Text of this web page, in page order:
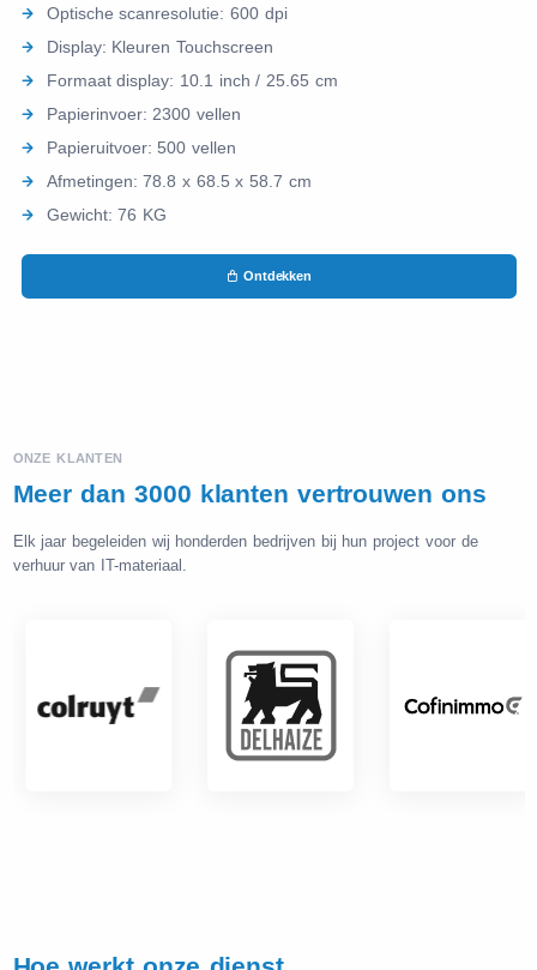
Optische scanresolutie: 600 dpi
Display: Kleuren Touchscreen
Formaat display: 10.1 inch / 25.65 cm
Papierinvoer: 2300 vellen
Papieruitvoer: 500 vellen
Afmetingen: 78.8 x 68.5 x 58.7 cm
Gewicht: 76 KG
Ontdekken
ONZE KLANTEN
Meer dan 3000 klanten vertrouwen ons
Elk jaar begeleiden wij honderden bedrijven bij hun project voor de
verhuur van IT-materiaal.